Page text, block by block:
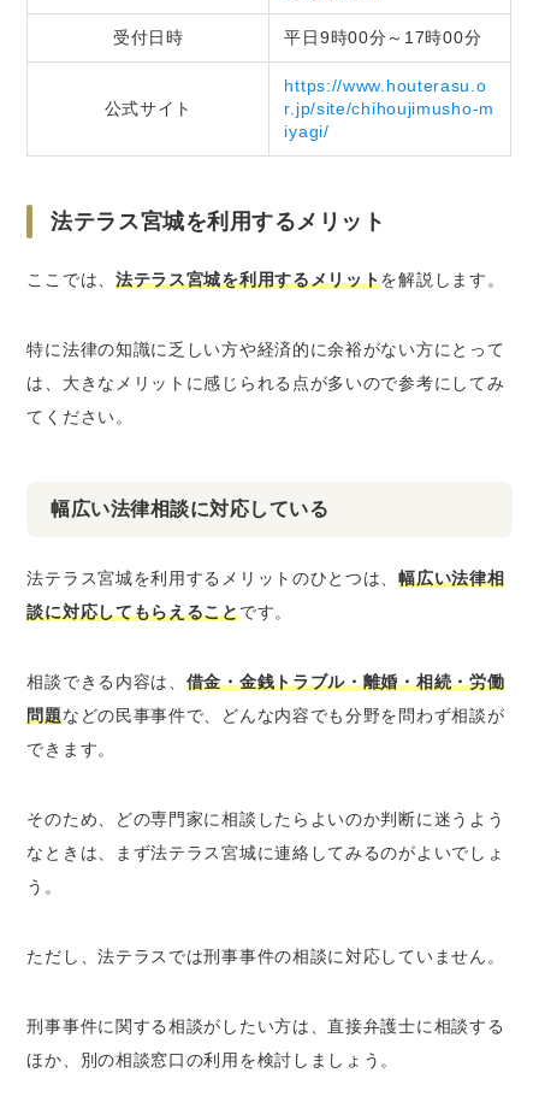
受付日時 平日9時00分～17時00分
公式サイト
https://www.houterasu.o
r.jp/site/chihoujimusho-m
iyagi/
法テラス宮城を利用するメリット
ここでは、 法テラス宮城を利用するメリットを解説します。
特に法律の知識に乏しい方や経済的に余裕がない方にとって
は、大きなメリットに感じられる点が多いので参考にしてみ
てください。
幅広い法律相談に対応している
法テラス宮城を利用するメリットのひとつは、幅広い法律相
談に対応してもらえることです。
相談できる内容は、 借金・金銭トラブル・離婚・相続・労働
問題などの民事事件で、どんな内容でも分野を問わず相談が
できます。
そのため、どの専門家に相談したらよいのか判断に迷うよう
なときは、まず法テラス宮城に連絡してみるのがよいでしょ
う。
ただし、法テラスでは刑事事件の相談に対応していません。
刑事事件に関する相談がしたい方は、直接弁護士に相談する
ほか、別の相談窓口の利用を検討しましょう。